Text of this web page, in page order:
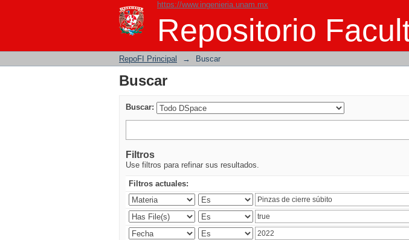
https://www.ingenieria.unam.mx
Repositorio
Buscar
RepoFI Principal → Buscar
Buscar
Buscar:
Filtros
Use filtros para refinar sus resultados.
Filtros actuales: